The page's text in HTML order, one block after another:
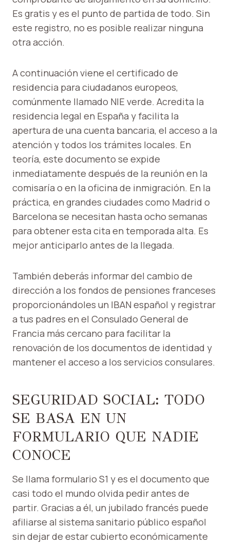
Es gratis y es el punto de partida de todo. Sin
este registro, no es posible realizar ninguna
otra acción.
A continuación viene el certificado de
residencia para ciudadanos europeos,
comúnmente llamado NIE verde. Acredita la
residencia legal en España y facilita la
apertura de una cuenta bancaria, el acceso a la
atención y todos los trámites locales. En
teoría, este documento se expide
inmediatamente después de la reunión en la
comisaría o en la oficina de inmigración. En la
práctica, en grandes ciudades como Madrid o
Barcelona se necesitan hasta ocho semanas
para obtener esta cita en temporada alta. Es
mejor anticiparlo antes de la llegada.
También deberás informar del cambio de
dirección a los fondos de pensiones franceses
proporcionándoles un IBAN español y registrar
a tus padres en el Consulado General de
Francia más cercano para facilitar la
renovación de los documentos de identidad y
mantener el acceso a los servicios consulares.
SEGURIDAD SOCIAL: TODO
SE BASA EN UN
FORMULARIO QUE NADIE
CONOCE
Se llama formulario S1 y es el documento que
casi todo el mundo olvida pedir antes de
partir. Gracias a él, un jubilado francés puede
afiliarse al sistema sanitario público español
sin dejar de estar cubierto económicamente